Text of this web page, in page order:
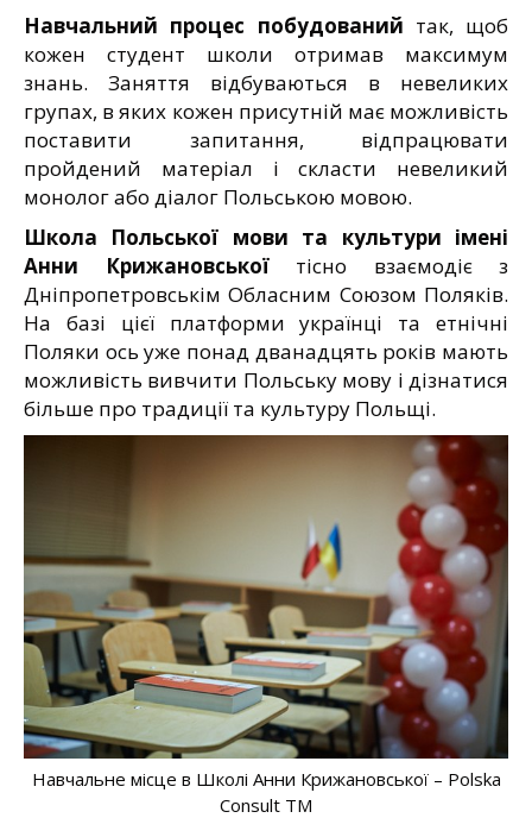
Навчальний процес побудований так, щоб
кожен студент школи отримав максимум
знань. Заняття відбуваються в невеликих
групах, в яких кожен присутній має можливість
поставити запитання, відпрацювати
пройдений матеріал і скласти невеликий
монолог або діалог Польською мовою.
Школа Польської мови та культури імені
Анни Крижановськоїтісно взаємодіє з
Дніпропетровськім Обласним Союзом Поляків.
На базі цієї платформи українці та етнічні
Поляки ось уже понад дванадцять років мають
можливість вивчити Польську мову і дізнатися
більше про традиції та культуру Польщі.
Навчальне місце в Школі Анни Крижановської – Polska
Consult TM